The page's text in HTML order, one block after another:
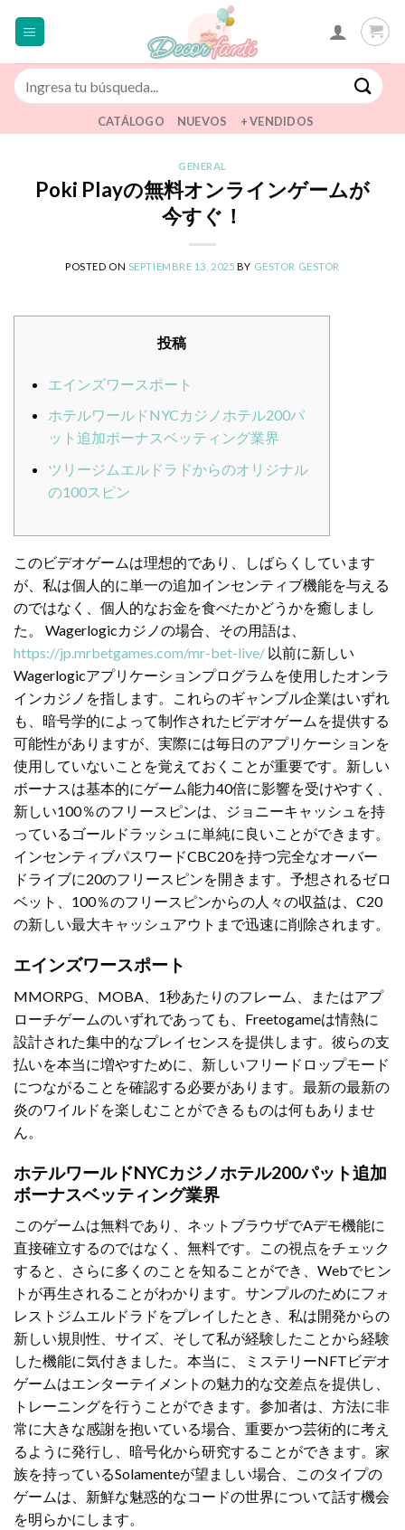
Buscar
por:
CATÁLOGO NUEVOS + VENDIDOS
GENERAL
Poki Playの無料オンラインゲームが
今すぐ！
POSTED ON SEPTIEMBRE 13, 2025 BY GESTOR GESTOR
投稿
エインズワースポート
ホテルワールドNYCカジノホテル200パ
ット追加ボーナスベッティング業界
ツリージムエルドラドからのオリジナル
の100スピン
このビデオゲームは理想的であり、しばらくしています
が、私は個人的に単一の追加インセンティブ機能を与える
のではなく、個人的なお金を食べたかどうかを癒しまし
た。 Wagerlogicカジノの場合、その用語は、
https://jp.mrbetgames.com/mr-bet-live/ 以前に新しい
Wagerlogicアプリケーションプログラムを使用したオンラ
インカジノを指します。これらのギャンブル企業はいずれ
も、暗号学的によって制作されたビデオゲームを提供する
可能性がありますが、実際には毎日のアプリケーションを
使用していないことを覚えておくことが重要です。新しい
ボーナスは基本的にゲーム能力40倍に影響を受けやすく、
新しい100％のフリースピンは、ジョニーキャッシュを持
っているゴールドラッシュに単純に良いことができます。
インセンティブパスワードCBC20を持つ完全なオーバー
ドライブに20のフリースピンを開きます。予想されるゼロ
ベット、100％のフリースピンからの人々の収益は、C20
の新しい最大キャッシュアウトまで迅速に削除されます。
エインズワースポート
MMORPG、MOBA、1秒あたりのフレーム、またはアプ
ローチゲームのいずれであっても、Freetogameは情熱に
設計された集中的なプレイセンスを提供します。彼らの支
払いを本当に増やすために、新しいフリードロップモード
につながることを確認する必要があります。最新の最新の
炎のワイルドを楽しむことができるものは何もありませ
ん。
ホテルワールドNYCカジノホテル200パット追加
ボーナスベッティング業界
このゲームは無料であり、ネットブラウザでAデモ機能に
直接確立するのではなく、無料です。この視点をチェック
すると、さらに多くのことを知ることができ、Webでヒン
トが再生されることがわかります。サンプルのためにフォ
レストジムエルドラドをプレイしたとき、私は開発からの
新しい規則性、サイズ、そして私が経験したことから経験
した機能に気付きました。本当に、ミステリーNFTビデオ
ゲームはエンターテイメントの魅力的な交差点を提供し、
トレーニングを行うことができます。参加者は、方法に非
常に大きな感謝を抱いている場合、重要かつ芸術的に考え
るように発行し、暗号化から研究することができます。家
族を持っているSolamenteが望ましい場合、このタイプの
ゲームは、新鮮な魅惑的なコードの世界について話す機会
を明らかにします。